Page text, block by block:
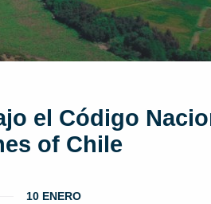
el Código
of Chile
10 ENERO